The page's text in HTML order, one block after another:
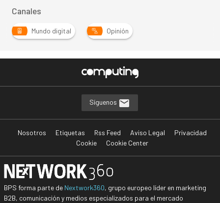
Canales
Mundo digital Opinión
Síguenos
Nosotros Etiquetas Rss Feed Aviso Legal
Privacidad
Cookie
Cookie Center
BPS forma parte de Nextwork360, grupo europeo líder en marketing
B2B, comunicación y medios especializados para el mercado